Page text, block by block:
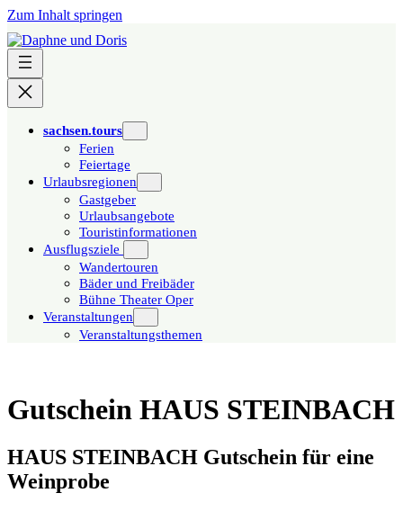
Zum Inhalt springen
sachsen.tours
Ferien
Feiertage
Urlaubsregionen
Gastgeber
Urlaubsangebote
Touristinformationen
Ausflugsziele
Wandertouren
Bäder und Freibäder
Bühne Theater Oper
Veranstaltungen
Veranstaltungsthemen
Gutschein HAUS STEINBACH
HAUS STEINBACH Gutschein für eine
Weinprobe